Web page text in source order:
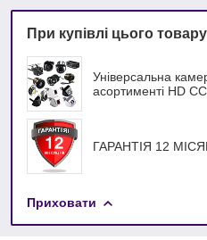
При купівлі цього
Універсальна
асортименті HD
ГАРАНТІЯ 12
Приховати